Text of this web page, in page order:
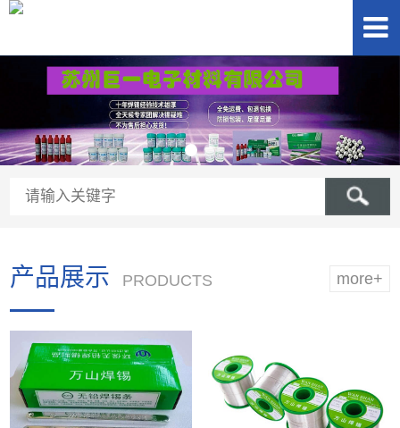
more+
产品展示 PRODUCTS